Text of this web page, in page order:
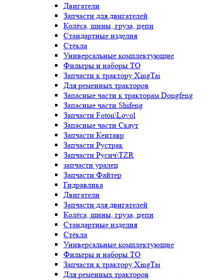
Двигатели
Запчасти для двигателей
Колёса, шины, груза, цепи
Стандартные изделия
Стёкла
Универсальные комплектующие
Фильтры и наборы ТО
Запчасти к трактору XingTai
Для ременных тракторов
Запасные части к тракторам Dongfeng
Запасные части Shifeng
Запчасти Foton\Lovol
Запасные части Скаут
Запчасти Кентавр
Запчасти Рустрак
Запчасти Русич\TZR
запчасти уралец
Запчасти Файтер
Гидравлика
Двигатели
Запчасти для двигателей
Колёса, шины, груза, цепи
Стандартные изделия
Стёкла
Универсальные комплектующие
Фильтры и наборы ТО
Запчасти к трактору XingTai
Для ременных тракторов